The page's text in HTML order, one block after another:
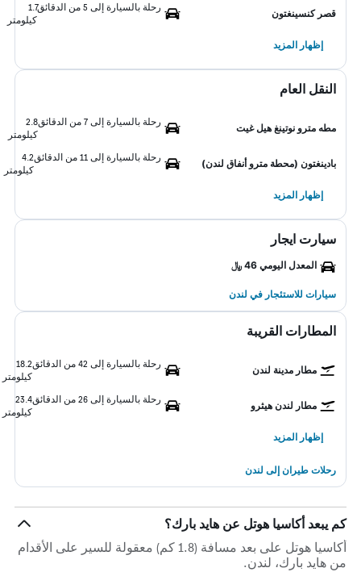
قصر كنسينغتون
رحلة بالسيارة إلى 5 من الدقائق
1.7
كيلومتر
إظهار المزيد
النقل العام
مطه مترو نوتينغ هيل غيت
رحلة بالسيارة إلى 7 من الدقائق
2.8
كيلومتر
بادينغتون (محطة مترو أنفاق لندن)
رحلة بالسيارة إلى 11 من الدقائق
4.2
كيلومتر
إظهار المزيد
سيارت ايجار
المعدل اليومي 46 ﷼
سيارات للاستئجار في لندن
المطارات القريبة
مطار مدينة لندن
رحلة بالسيارة إلى 42 من الدقائق
18.2
كيلومتر
مطار لندن هيثرو
رحلة بالسيارة إلى 26 من الدقائق
23.4
كيلومتر
إظهار المزيد
رحلات طيران إلى لندن
كم يبعد أكاسيا هوتل عن هايد بارك؟
أكاسيا هوتل على بعد مسافة (1.8 كم) معقولة للسير على الأقدام
من هايد بارك، لندن.